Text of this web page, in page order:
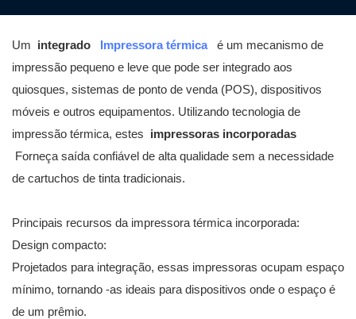
Um integrado Impressora térmica
é um mecanismo de
impressão pequeno e leve que pode ser integrado aos
quiosques, sistemas de ponto de venda (POS), dispositivos
móveis e outros equipamentos. Utilizando tecnologia de
impressão térmica, estes impressoras incorporadas
Forneça saída confiável de alta qualidade sem a necessidade
de cartuchos de tinta tradicionais.
Principais recursos da impressora térmica incorporada:
Design compacto:
Projetados para integração, essas impressoras ocupam espaço
mínimo, tornando -as ideais para dispositivos onde o espaço é
de um prêmio.